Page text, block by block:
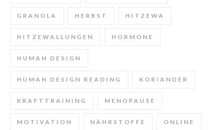
GRANOLA HERBST HITZEWA
HITZEWALLUNGEN HORMONE
HUMAN DESIGN
HUMAN DESIGN READING KORIANDER
KRAFTTRAINING MENOPAUSE
MOTIVATION NÄHRSTOFFE ONLINE